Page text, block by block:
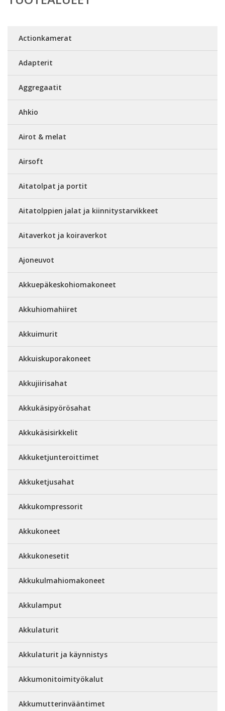
Actionkamerat
Adapterit
Aggregaatit
Ahkio
Airot & melat
Airsoft
Aitatolpat ja portit
Aitatolppien jalat ja kiinnitystarvikkeet
Aitaverkot ja koiraverkot
Ajoneuvot
Akkuepäkeskohiomakoneet
Akkuhiomahiiret
Akkuimurit
Akkuiskuporakoneet
Akkujiirisahat
Akkukäsipyörösahat
Akkukäsisirkkelit
Akkuketjunteroittimet
Akkuketjusahat
Akkukompressorit
Akkukoneet
Akkukonesetit
Akkukulmahiomakoneet
Akkulamput
Akkulaturit
Akkulaturit ja käynnistys
Akkumonitoimityökalut
Akkumutterinvääntimet